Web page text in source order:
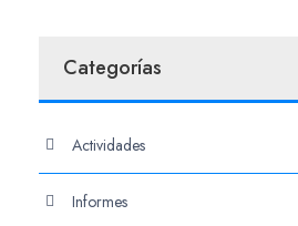
Categorías
Actividades
Informes